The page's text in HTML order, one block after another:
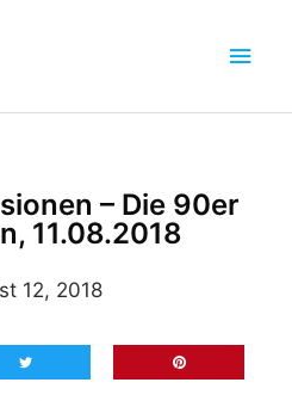
– Die 90er
11.08.2018
12, 2018